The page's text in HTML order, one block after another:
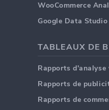
WooCommerce
Google Data Studio
Rapports d'analyse
Rapports de
Rapports de